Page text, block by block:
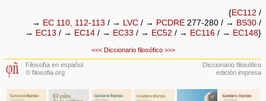
{EC112 /
→ EC 110, 112-113 / → LVC/ → PCDRE277-280 / → BS30/
→ EC13 / → EC14/ → EC33 / → EC52 / → EC116/ → EC148}
<<< Diccionario filosófico >>>
Filosofía en español
© filosofia.org
Diccionario filosófico
edición impresa